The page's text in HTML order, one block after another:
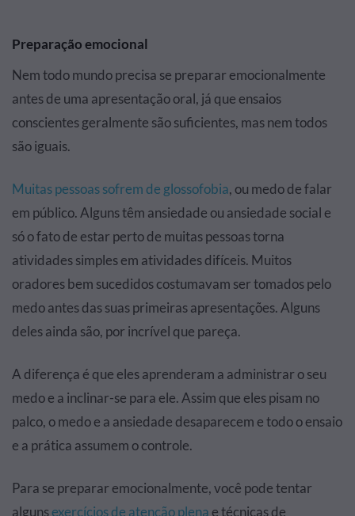
Preparação emocional
Nem todo mundo precisa se preparar emocionalmente
antes de uma apresentação oral, já que ensaios
conscientes geralmente são suficientes, mas nem todos
são iguais.
Muitas pessoas sofrem de glossofobia, ou medo de falar
em público. Alguns têm ansiedade ou ansiedade social e
só o fato de estar perto de muitas pessoas torna
atividades simples em atividades difíceis. Muitos
oradores bem sucedidos costumavam ser tomados pelo
medo antes das suas primeiras apresentações. Alguns
deles ainda são, por incrível que pareça.
A diferença é que eles aprenderam a administrar o seu
medo e a inclinar-se para ele. Assim que eles pisam no
palco, o medo e a ansiedade desaparecem e todo o ensaio
e a prática assumem o controle.
Para se preparar emocionalmente, você pode tentar
algunsexercícios de atenção plena e técnicas de